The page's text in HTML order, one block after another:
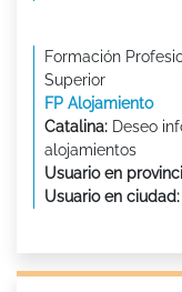
Formación
Superior
FP Alojamiento
Catalina: Deseo
alojamientos
Usuario en
Usuario en ciudad: